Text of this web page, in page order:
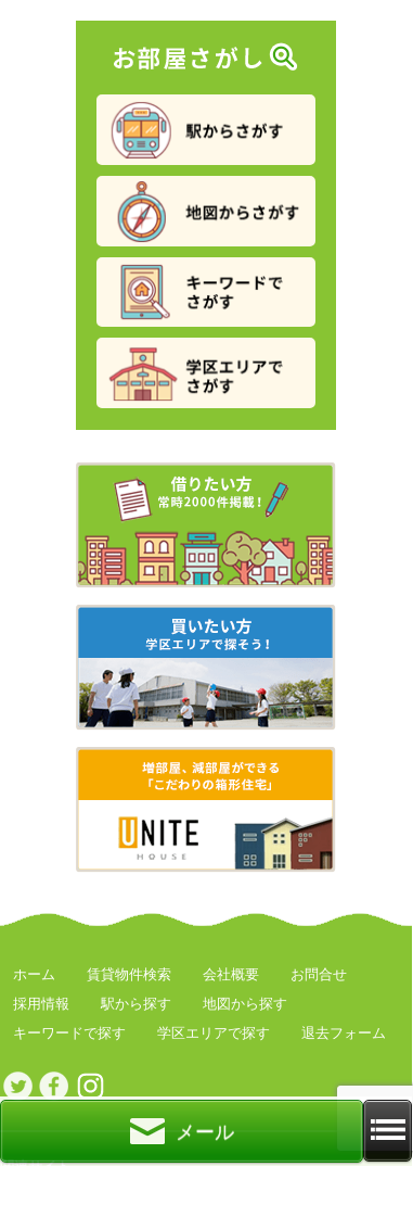
メール
ホーム 賃貸物件検索 会社概要
お問合せ
採用情報
駅から探す
地図から探す
キーワードで探す
学区エリアで探す 退去フォーム
関連サイト